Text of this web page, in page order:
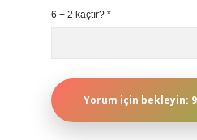
6 + 2 kaçtır? *